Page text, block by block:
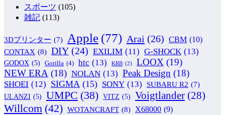
スポーツ (105)
雑記 (113)
3Dプリンター (7) Apple (77) Arai (26) CBM (10)
CONTAX (8) DIY (24) EXILIM (11) G-SHOCK (13)
GODOX (5) Gorilla (4) htc (13) KRB (2) LOOX (19)
NEW ERA (18) NOLAN (13) Peak Design (18)
SHOEI (12) SIGMA (15) SONY (13) SUBARU R2 (7)
ULANZI (5) UMPC (38) VITZ (5) Voigtlander (28)
Willcom (42) WOTANCRAFT (8) X68000 (9)